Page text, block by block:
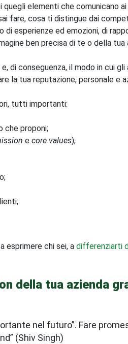
elementi che comunicano
fare, cosa ti distingue dai
di esperienze ed emozioni, di
ben precisa di te o della tua
di conseguenza, il modo in cui
la tua reputazione, personale e
tutti importanti:
che proponi;
e core values);
esprimere chi sei, a differenziarti
della tua azienda
nel futuro”. Fare
(Shiv Singh)